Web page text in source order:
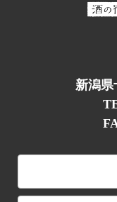
新潟県